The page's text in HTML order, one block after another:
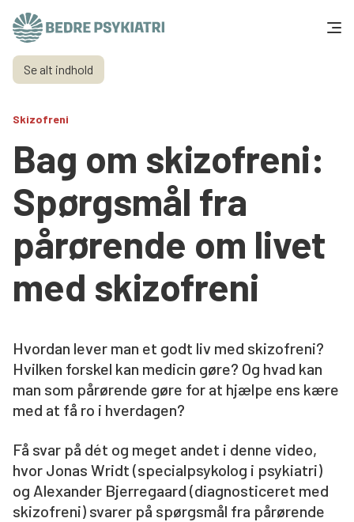
Skip to content
Få hjælp
Tal og fakta
Om os
Vær med
Presse og politik
Søg
Se alt indhold
Skizofreni
Bag om skizofreni:
Spørgsmål fra
pårørende om livet
med skizofreni
Hvordan lever man et godt liv med skizofreni?
Hvilken forskel kan medicin gøre? Og hvad kan
man som pårørende gøre for at hjælpe ens kære
med at få ro i hverdagen?
Få svar på dét og meget andet i denne video,
hvor Jonas Wridt (specialpsykolog i psykiatri)
og Alexander Bjerregaard (diagnosticeret med
skizofreni) svarer på spørgsmål fra pårørende